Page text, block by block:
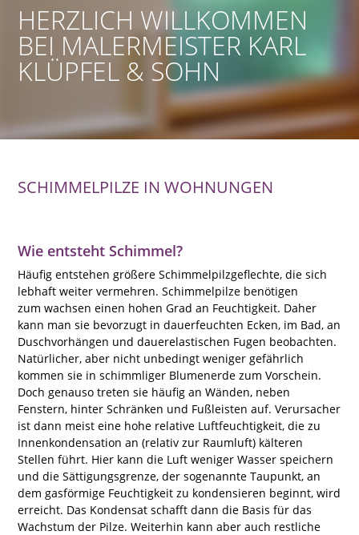
HERZLICH WILLKOMMEN
BEI MALERMEISTER KARL
KLÜPFEL & SOHN
SCHIMMELPILZE IN WOHNUNGEN
Wie entsteht Schimmel?
Häufig entstehen größere Schimmelpilzgeflechte, die sich
lebhaft weiter vermehren. Schimmelpilze benötigen
zum wachsen einen hohen Grad an Feuchtigkeit. Daher
kann man sie bevorzugt in dauerfeuchten Ecken, im Bad, an
Duschvorhängen und dauerelastischen Fugen beobachten.
Natürlicher, aber nicht unbedingt weniger gefährlich
kommen sie in schimmliger Blumenerde zum Vorschein.
Doch genauso treten sie häufig an Wänden, neben
Fenstern, hinter Schränken und Fußleisten auf. Verursacher
ist dann meist eine hohe relative Luftfeuchtigkeit, die zu
Innenkondensation an (relativ zur Raumluft) kälteren
Stellen führt. Hier kann die Luft weniger Wasser speichern
und die Sättigungsgrenze, der sogenannte Taupunkt, an
dem gasförmige Feuchtigkeit zu kondensieren beginnt, wird
erreicht. Das Kondensat schafft dann die Basis für das
Wachstum der Pilze. Weiterhin kann aber auch restliche